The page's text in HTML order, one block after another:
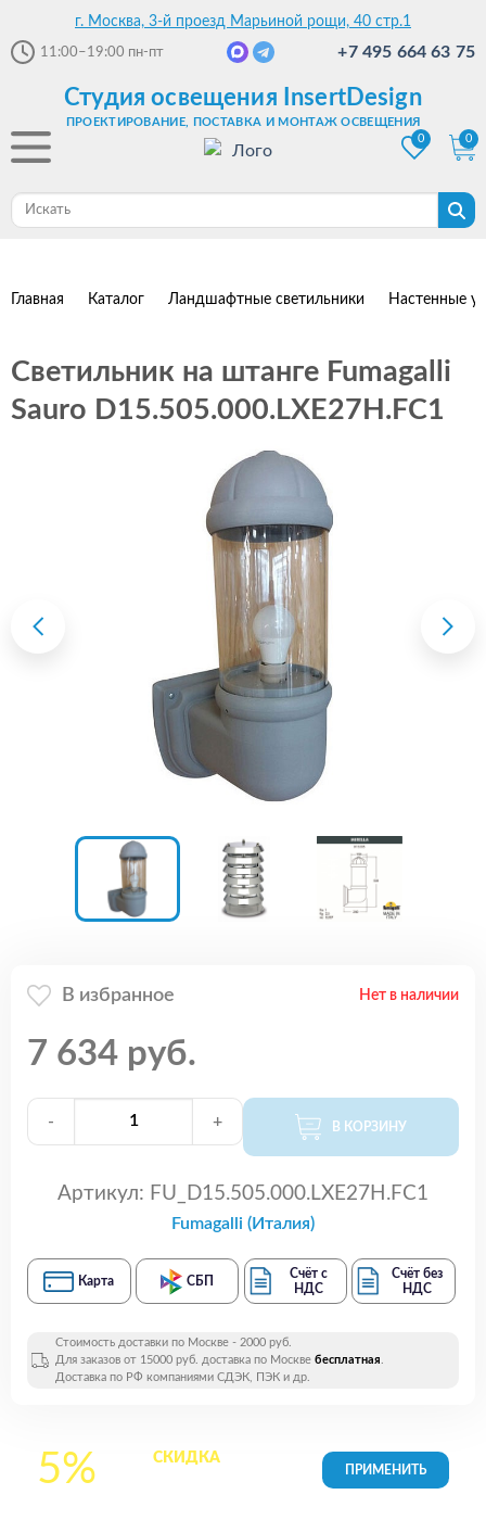
г. Москва, 3-й проезд Марьиной рощи, 40 стр.1
11:00–19:00 пн-пт +7 495 664 63 75
Студия освещения InsertDesign
ПРОЕКТИРОВАНИЕ, ПОСТАВКА И МОНТАЖ ОСВЕЩЕНИЯ
0
0
Главная Каталог Ландшафтные светильники Настенные
Светильник на штанге Fumagalli
Sauro D15.505.000.LXE27H.FC1
В избранное Нет в наличии
7 634 руб.
- + В КОРЗИНУ
Артикул: FU_D15.505.000.LXE27H.FC1
Fumagalli (Италия)
Карта СБП
Счёт с
НДС
Счёт без
НДС
Стоимость доставки по Москве - 2000 руб.
Для заказов от 15000 руб. доставка по Москве бесплатная.
Доставка по РФ компаниями СДЭК, ПЭК и др.
5% СКИДКАна все